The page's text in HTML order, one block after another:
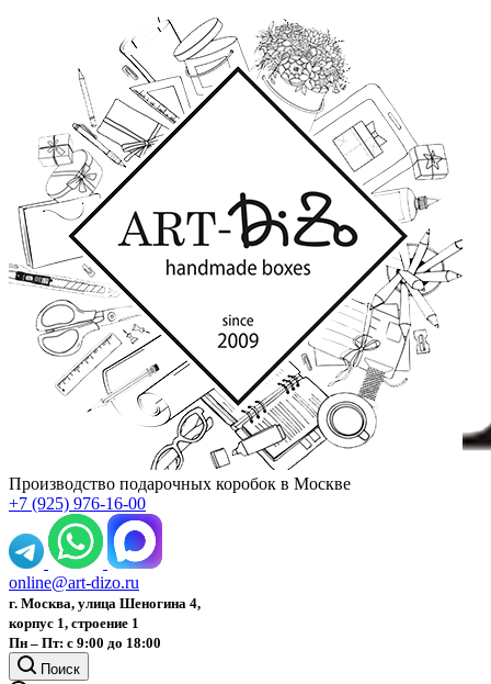
Производство подарочных коробок в Москве
+7 (925) 976-16-00
online@art-dizo.ru
г. Москва, улица Шеногина 4,
корпус 1, строение 1
Пн – Пт: с 9:00 до 18:00
Поиск